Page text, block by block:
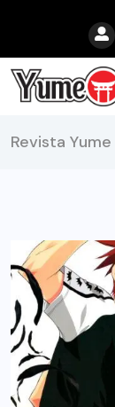
Revista Yume